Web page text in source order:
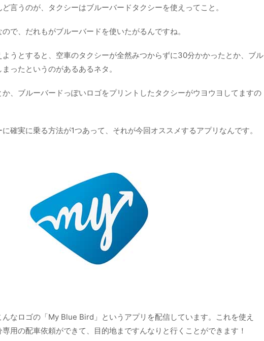
言うのが、タクシーはブルーバードタクシーを使えってこと。
で、だれもがブルーバードを使いたがるんですね。
うとすると、空車のタクシーが全然みつからずに30分かかったとか、ブル
ったというのがあるあるネタ。
、ブルーバードっぽいロゴをプリントしたタクシーがウヨウヨしてますの
確実に乗る方法が1つあって、それが今回オススメするアプリなんです。
なロゴの「My Blue Bird」というアプリを配信しています。これを使え
用の配車依頼ができて、目的地まですんなりと行くことができます！